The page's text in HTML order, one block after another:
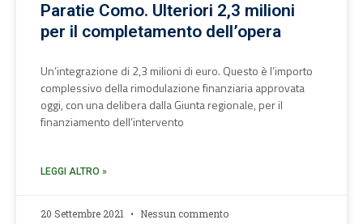
Paratie Como. Ulteriori 2,3 milioni
per il completamento dell’opera
Un’integrazione di 2,3 milioni di euro. Questo è l’importo
complessivo della rimodulazione finanziaria approvata
oggi, con una delibera dalla Giunta regionale, per il
finanziamento dell’intervento
LEGGI ALTRO »
20 Settembre 2021 Nessun commento